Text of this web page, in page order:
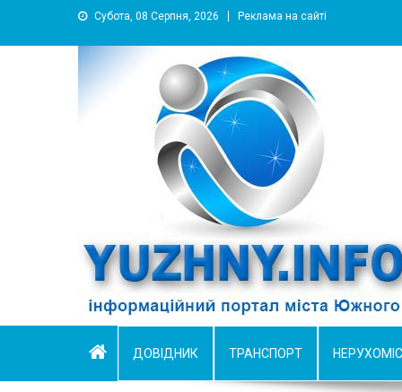
Субота, 08 Серпня, 2026 Реклама на сайті
YUZHNY.INFO
информационный портал города Южный
ДОВІДНИК ТРАНСПОРТ